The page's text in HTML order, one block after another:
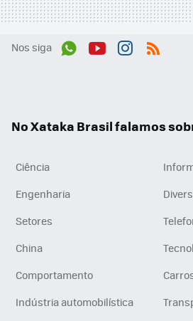
Nos siga
No Xataka Brasil falamos
Ciência
Engenharia
Setores
China
Comportamento
Indústria automobilística